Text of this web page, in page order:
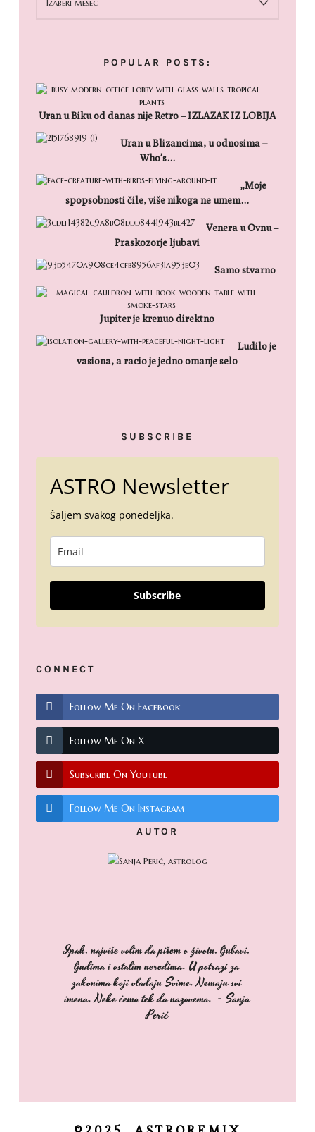
POPULAR POSTS:
Uran u Biku od danas nije Retro – IZLAZAK IZ LOBIJA
Uran u Blizancima, u odnosima –
Who’s…
„Moje
spopsobnosti čile, više nikoga ne umem…
Venera u Ovnu –
Praskozorje ljubavi
Samo stvarno
Jupiter je krenuo direktno
Ludilo je
vasiona, a racio je jedno omanje selo
SUBSCRIBE
ASTRO Newsletter
Šaljem svakog ponedeljka.
Subscribe
CONNECT
Follow Me On Facebook
Follow Me On X
Subscribe On Youtube
Follow Me On Instagram
AUTOR
Ipak, najviše volim da pišem o životu, ljubavi,
ljudima i ostalim neredima. U potrazi za
zakonima koji vladaju Svime. Nemaju svi
imena. Neke ćemo tek da nazovemo. - Sanja
Perić